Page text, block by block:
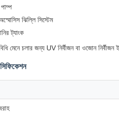
ঝিল্লি সিস্টেম
ট্যাংক
মেনে চলার জন্য UV নির্বীজন বা ওজোন